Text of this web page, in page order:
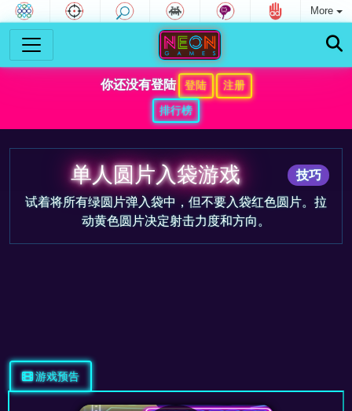
More
你还没有登陆 登陆
注册
排行榜
技巧
单人圆片入袋游戏
试着将所有绿圆片弹入袋中，但不要入袋红色圆片。拉
动黄色圆片决定射击力度和方向。